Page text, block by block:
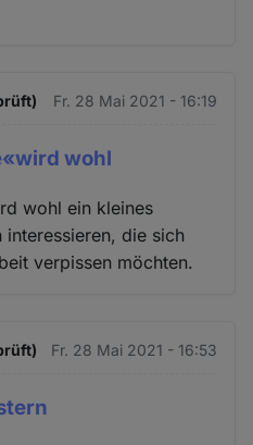
Fr. 28 Mai 2021 - 16:19
wohl
wohl ein kleines
interessieren, die sich
verpissen möchten.
Fr. 28 Mai 2021 - 16:53